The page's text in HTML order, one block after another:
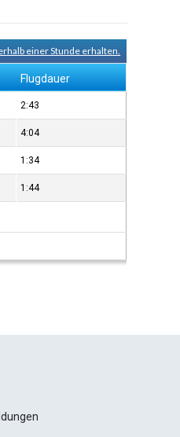
einer Stunde erhalten.
Flugdauer
2:43
4:04
1:34
1:44